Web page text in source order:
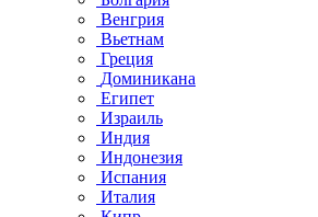
Венгрия
Вьетнам
Греция
Доминикана
Египет
Израиль
Индия
Индонезия
Испания
Италия